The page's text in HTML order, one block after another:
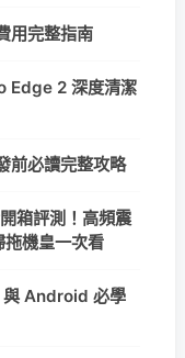
用完整指南
Edge 2 深度清潔
前必讀完整攻略
箱評測！高頻震
機皇一次看
與 Android 必學